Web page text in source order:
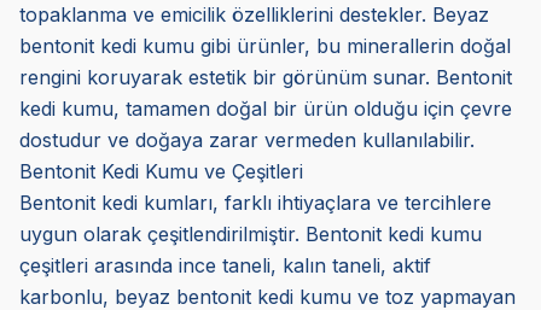
topaklanma ve emicilik özelliklerini destekler. Beyaz
bentonit kedi kumu gibi ürünler, bu minerallerin doğal
rengini koruyarak estetik bir görünüm sunar. Bentonit
kedi kumu, tamamen doğal bir ürün olduğu için çevre
dostudur ve doğaya zarar vermeden kullanılabilir.
Bentonit Kedi Kumu ve Çeşitleri
Bentonit kedi kumları, farklı ihtiyaçlara ve tercihlere
uygun olarak çeşitlendirilmiştir. Bentonit kedi kumu
çeşitleri arasında ince taneli, kalın taneli, aktif
karbonlu, beyaz bentonit kedi kumu ve toz yapmayan